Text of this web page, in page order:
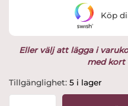
Eller välj att lägga i
med kort
Tillgänglighet: 5 i lager
Lord
Nelson
Köp